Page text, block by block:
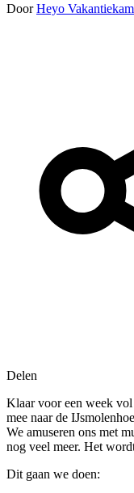
Door Heyo
Delen
Klaar voor een week vol
mee naar de
We amuseren ons met
nog veel meer. Het
Dit gaan we doen: